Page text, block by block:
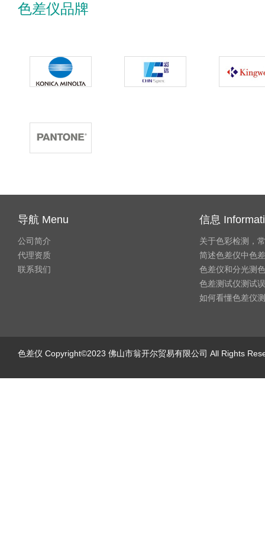
色差仪品牌
导航 Menu
公司简介
代理资质
联系我们
信息
关于色彩检测，
简述色差仪中色
色差仪和分光测
色差测试仪测试
如何看懂色差仪
色差仪 Copyright©2023 佛山市翁开尔贸易有限公司 All Rights